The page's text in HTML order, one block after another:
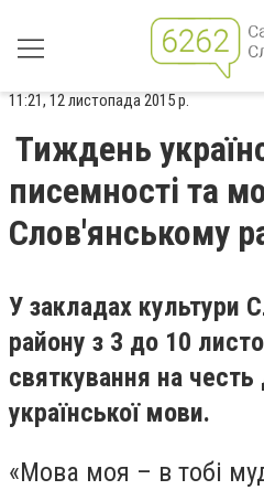
11:21, 12 листопада 2015 р.
Тиждень
писемності та
Слов'янському
У закладах культури
району з 3 до 10
святкування на
української мови.
«Мова моя – в тобі